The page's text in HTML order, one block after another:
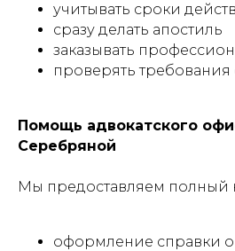
учитывать сроки
сразу делать апостиль
заказывать
проверять требования
Помощь адвокатского
Серебряной
Мы предоставляем полный
оформление справки